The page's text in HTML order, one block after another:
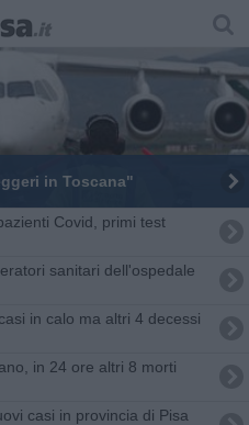
in Toscana"
Covid, primi test
sanitari dell'ospedale
in calo ma altri 4 decessi
in 24 ore altri 8 morti
casi in provincia di Pisa